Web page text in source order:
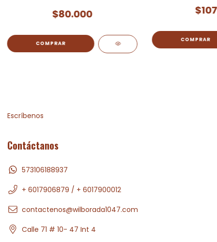
$80.000
Escríbenos
Contáctanos
573106188937
+ 6017906879 / + 6017900012
contactenos@wilborada1047.com
Calle 71 # 10- 47 Int 4